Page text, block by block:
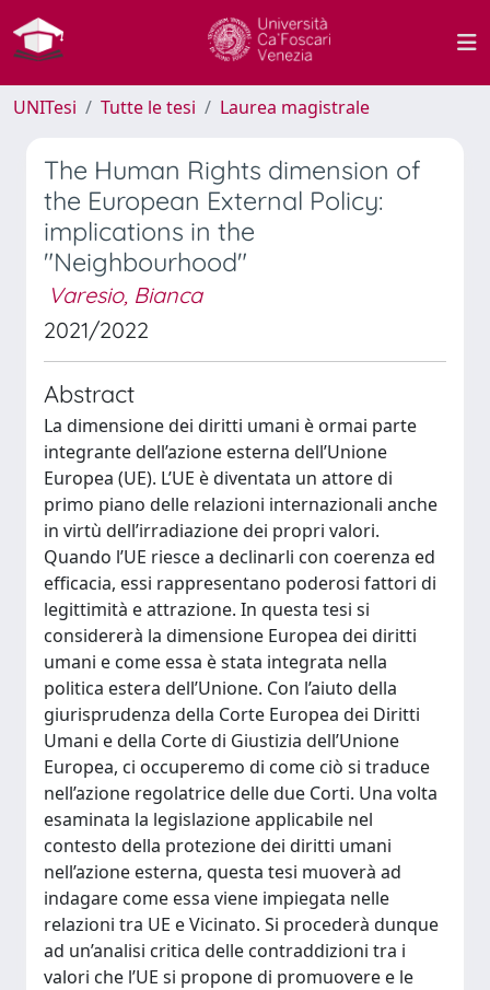
UNITesi Tutte le tesi Laurea magistrale
The Human Rights dimension of
the European External Policy:
implications in the
"Neighbourhood"
Varesio, Bianca
2021/2022
Abstract
La dimensione dei diritti umani è ormai parte
integrante dell’azione esterna dell’Unione
Europea (UE). L’UE è diventata un attore di
primo piano delle relazioni internazionali anche
in virtù dell’irradiazione dei propri valori.
Quando l’UE riesce a declinarli con coerenza ed
efficacia, essi rappresentano poderosi fattori di
legittimità e attrazione. In questa tesi si
considererà la dimensione Europea dei diritti
umani e come essa è stata integrata nella
politica estera dell’Unione. Con l’aiuto della
giurisprudenza della Corte Europea dei Diritti
Umani e della Corte di Giustizia dell’Unione
Europea, ci occuperemo di come ciò si traduce
nell’azione regolatrice delle due Corti. Una volta
esaminata la legislazione applicabile nel
contesto della protezione dei diritti umani
nell’azione esterna, questa tesi muoverà ad
indagare come essa viene impiegata nelle
relazioni tra UE e Vicinato. Si procederà dunque
ad un’analisi critica delle contraddizioni tra i
valori che l’UE si propone di promuovere e le